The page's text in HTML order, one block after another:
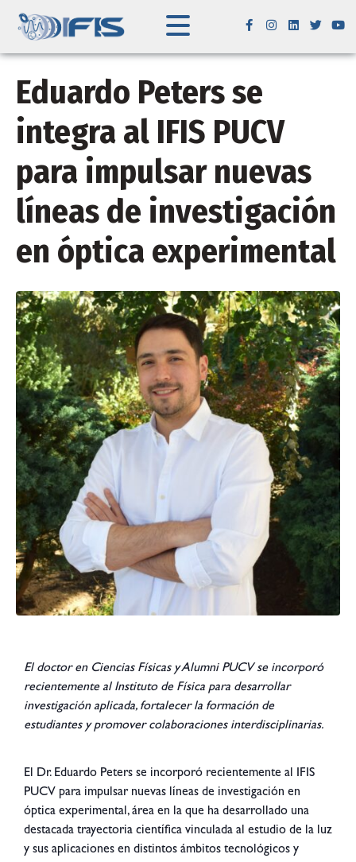
Eduardo Peters se
integra al IFIS PUCV
para impulsar nuevas
líneas de investigación
en óptica experimental
El doctor en Ciencias Físicas y Alumni PUCV se incorporó
recientemente al Instituto de Física para desarrollar
investigación aplicada, fortalecer la formación de
estudiantes y promover colaboraciones interdisciplinarias.
El Dr. Eduardo Peters se incorporó recientemente al IFIS
PUCV para impulsar nuevas líneas de investigación en
óptica experimental, área en la que ha desarrollado una
destacada trayectoria científica vinculada al estudio de la luz
y sus aplicaciones en distintos ámbitos tecnológicos y